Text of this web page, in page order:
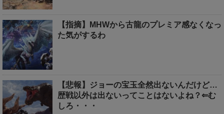
【指摘】MHWから古龍のプレミア感なくなっ
た気がするわ
【悲報】ジョーの宝玉全然出ないんだけど…
歴戦以外は出ないってことはないよね？⇐む
しろ・・・